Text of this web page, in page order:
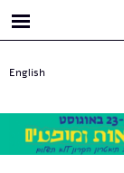
English